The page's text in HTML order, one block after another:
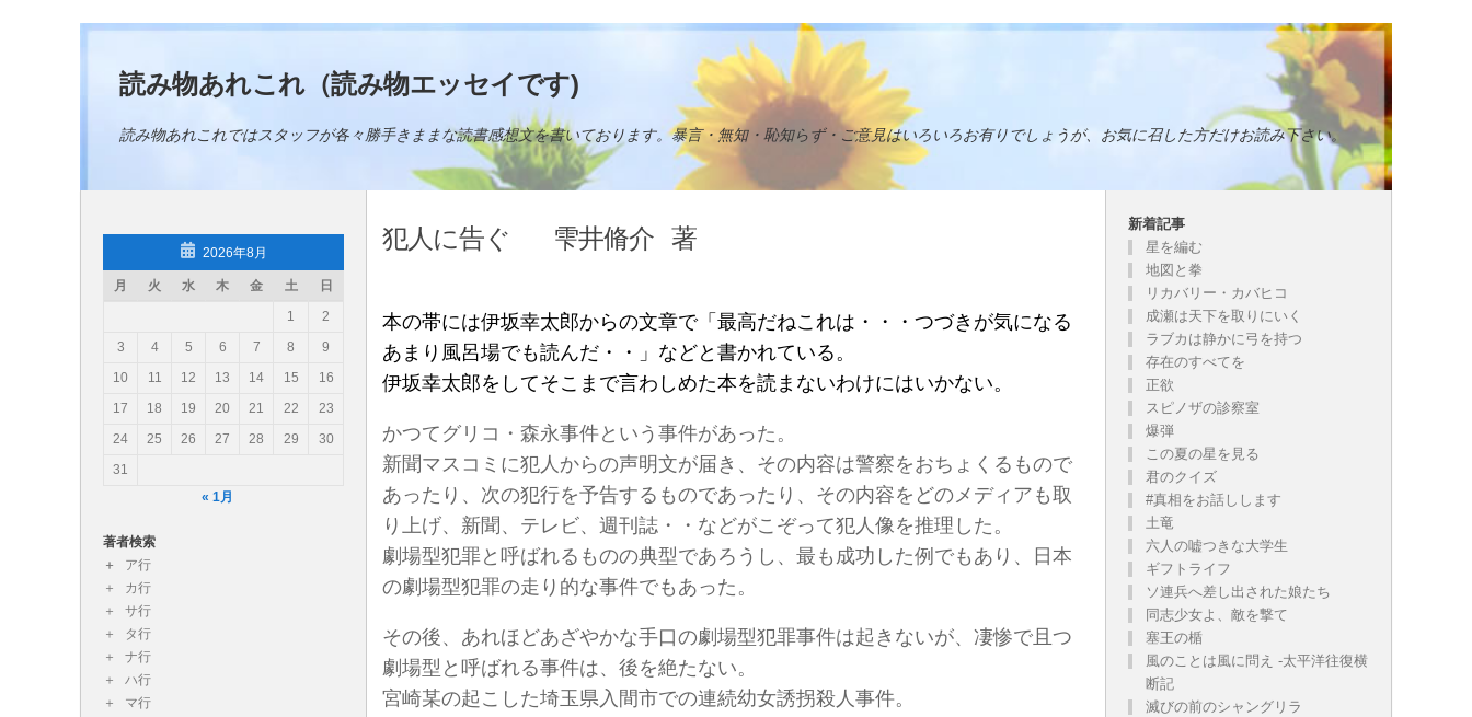
コンテンツへスキップ
読み物あれこれ（読み物エッセイです)
読み物あれこれではスタッフが各々勝手きままな読書感想文を書いております。暴言・無知・恥知らず・ご意見はいろいろお有りでしょうが、お気に召した方だけお読み下さい。
犯人に告ぐ 雫井脩介 著
本の帯には伊坂幸太郎からの文章で「最高だねこれは・・・つづきが気になる
あまり風呂場でも読んだ・・」などと書かれている。
伊坂幸太郎をしてそこまで言わしめた本を読まないわけにはいかない。
かつてグリコ・森永事件という事件があった。
新聞マスコミに犯人からの声明文が届き、その内容は警察をおちょくるもので
あったり、次の犯行を予告するものであったり、その内容をどのメディアも取
り上げ、新聞、テレビ、週刊誌・・などがこぞって犯人像を推理した。
劇場型犯罪と呼ばれるものの典型であろうし、最も成功した例でもあり、日本
の劇場型犯罪の走り的な事件でもあった。
その後、あれほどあざやかな手口の劇場型犯罪事件は起きないが、凄惨で且つ
劇場型と呼ばれる事件は、後を絶たない。
宮崎某の起こした埼玉県入間市での連続幼女誘拐殺人事件。
2026年8月
月 火 水 木 金 土
日
1
2
3
4 5 6 7 8
9
10
11 12 13 14 15
16
17
18 19 20 21 22
23
24
25 26 27 28 29
30
31
« 1月
著者検索
ア行
カ行
サ行
タ行
ナ行
ハ行
マ行
新着記事
星を編む
地図と拳
リカバリー・カバヒコ
成瀬は天下を取りにいく
ラブカは静かに弓を持つ
存在のすべてを
正欲
スピノザの診察室
爆弾
この夏の星を見る
君のクイズ
#真相をお話しします
土竜
六人の嘘つきな大学生
ギフトライフ
ソ連兵へ差し出された娘たち
同志少女よ、敵を撃て
塞王の楯
風のことは風に問え -太平洋往復横
断記
滅びの前のシャングリラ